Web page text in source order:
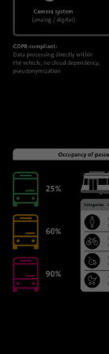
Nombre
Proveedor
Propósito
Nombre
Proveedor
Duración